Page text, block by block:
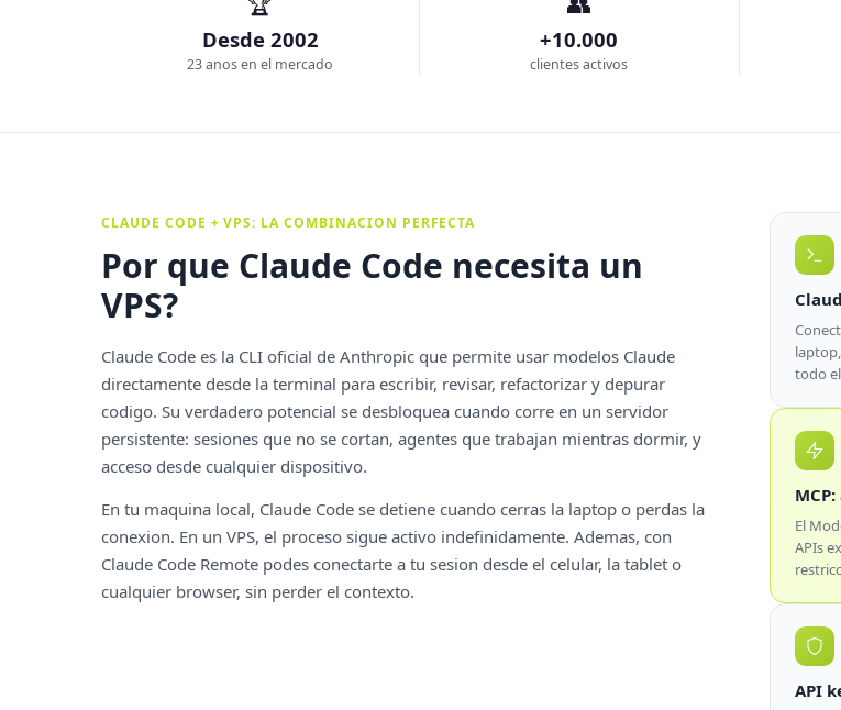
Desde 2002
23 anos en el mercado
+10.000
clientes activos
CLAUDE CODE + VPS: LA COMBINACION PERFECTA
Por que Claude Code necesita un
VPS?
Claude Code es la CLI oficial de Anthropic que permite usar modelos Claude
directamente desde la terminal para escribir, revisar, refactorizar y depurar
codigo. Su verdadero potencial se desbloquea cuando corre en un servidor
persistente: sesiones que no se cortan, agentes que trabajan mientras dormir, y
acceso desde cualquier dispositivo.
En tu maquina local, Claude Code se detiene cuando cerras la laptop o perdas la
conexion. En un VPS, el proceso sigue activo indefinidamente. Ademas, con
Claude Code Remote podes conectarte a tu sesion desde el celular, la tablet o
cualquier browser, sin perder el contexto.
todo
El
APIs
API